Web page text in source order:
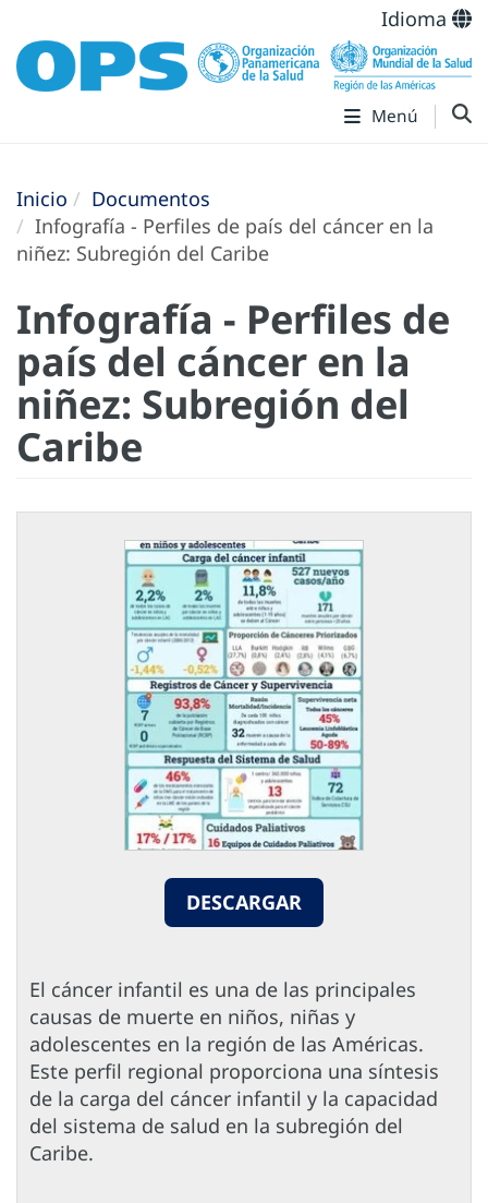
Idioma
Menú
Inicio
Documentos
Infografía - Perfiles de país del cáncer en la
niñez: Subregión del Caribe
Infografía - Perfiles de
país del cáncer en la
niñez: Subregión del
Caribe
DESCARGAR
El cáncer infantil es una de las principales
causas de muerte en niños, niñas y
adolescentes en la región de las Américas.
Este perfil regional proporciona una síntesis
de la carga del cáncer infantil y la capacidad
del sistema de salud en la subregión del
Caribe.